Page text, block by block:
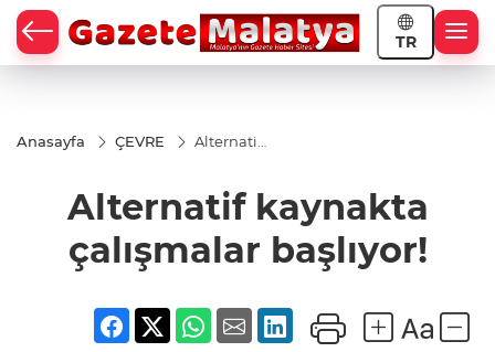
TR
Anasayfa ÇEVRE
Alternatif
başlıyor!
Alternatif kaynakta
çalışmalar başlıyor!